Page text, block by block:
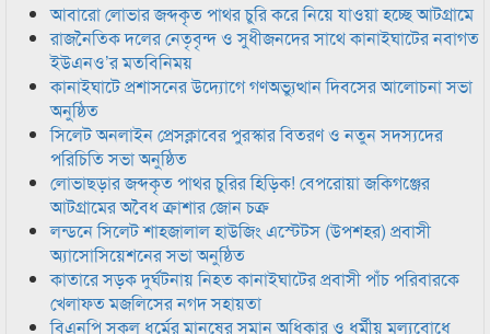
আবারো লোভার জব্দকৃত পাথর চুরি করে নিয়ে যাওয়া হচ্ছে আটগ্রামে
রাজনৈতিক দলের নেতৃবৃন্দ ও সুধীজনদের সাথে কানাইঘাটের নবাগত
ইউএনও’র মতবিনিময়
কানাইঘাটে প্রশাসনের উদ্যোগে গণঅভ্যুত্থান দিবসের আলোচনা সভা
অনুষ্ঠিত
সিলেট অনলাইন প্রেসক্লাবের পুরস্কার বিতরণ ও নতুন সদস্যদের
পরিচিতি সভা অনুষ্ঠিত
লোভাছড়ার জব্দকৃত পাথর চুরির হিড়িক! বেপরোয়া জকিগঞ্জের
আটগ্রামের অবৈধ ক্রাশার জোন চক্র
লন্ডনে সিলেট শাহজালাল হাউজিং এস্টেটস (উপশহর) প্রবাসী
অ্যাসোসিয়েশনের সভা অনুষ্ঠিত
কাতারে সড়ক দুর্ঘটনায় নিহত কানাইঘাটের প্রবাসী পাঁচ পরিবারকে
খেলাফত মজলিসের নগদ সহায়তা
বিএনপি সকল ধর্মের মানুষের সমান অধিকার ও ধর্মীয় মুল্যবোধে